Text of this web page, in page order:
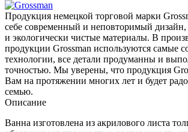
Продукция немецкой торговой марки
себе современный и неповторимый дизайн,
и экологически чистые материалы. В
продукции Grossman используются самые
технологии, все детали продуманны и
точностью. Мы уверены, что продукция
Вам на протяжении многих лет и будет
семью.
Описание
Ванна изготовлена из акрилового листа